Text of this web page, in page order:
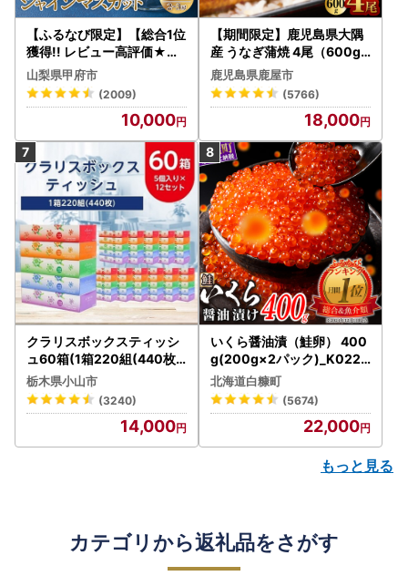
【ふるなび限定】【総合1位
獲得!! レビュー高評価★】
〈2026年度配送分〉山梨
県産 シャインマスカット 2
～3房（1.0kg以上）シャイ
ン フルーツ FN-Limited-S
P
山梨県甲府市
(2009)
10,000
【期間限定】鹿児島県大隅
産 うなぎ蒲焼 4尾（600g
） KN007-004-04-cp18
うなぎ 鰻 魚 惣菜 総菜
鹿児島県鹿屋市
(5766)
18,000
クラリスボックスティッシ
ュ60箱(1箱220組(440枚))
(5個入り×12セット)【配送
不可地域：離島・沖縄県】
【1256759】
栃木県小山市
(3240)
14,000
いくら醤油漬（鮭卵） 400
g(200g×2パック)_K022-
1676
北海道白糠町
(5674)
22,000
もっと見る
カテゴリから返礼品をさがす